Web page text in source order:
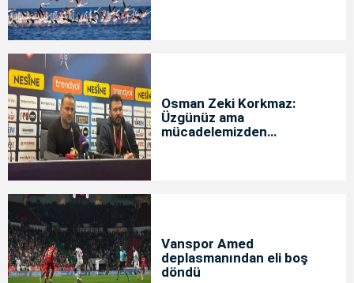
Osman Zeki Korkmaz:
Üzgünüz ama
mücadelemizden
Vanspor Amed
deplasmanından eli boş
döndü